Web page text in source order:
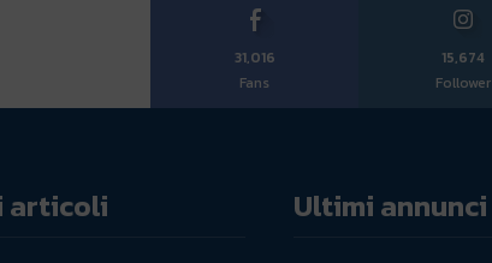
31,016
Fans
15,674
Follower
articoli Ultimi annunci